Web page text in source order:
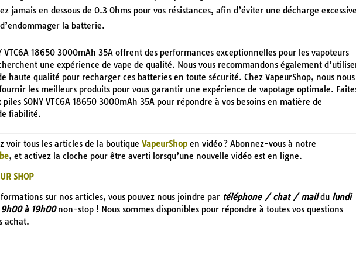
jamais en dessous de 0.3 Ohms pour vos résistances, afin d’éviter une décharge excessive
la batterie.
VTC6A 18650 3000mAh 35A offrent des performances exceptionnelles pour les vapoteurs
une expérience de vape de qualité. Nous vous recommandons également
haute qualité pour recharger ces batteries en toute sécurité. Chez VapeurShop, nous nous
les meilleurs produits pour vous garantir une expérience de vapotage optimale.
SONY VTC6A 18650 3000mAh 35A pour répondre à vos besoins en matière de
fiabilité.
voir tous les articles de la boutique VapeurShopen vidéo ? Abonnez-vous à notre
, et activez la cloche pour être averti lorsqu’une nouvelle vidéo est en ligne.
SHOP
sur nos articles, vous pouvez nous joindre par téléphone / chat / maildu lundi
9h00 à 19h00non-stop ! Nous sommes disponibles pour répondre à toutes vos questions
achat.